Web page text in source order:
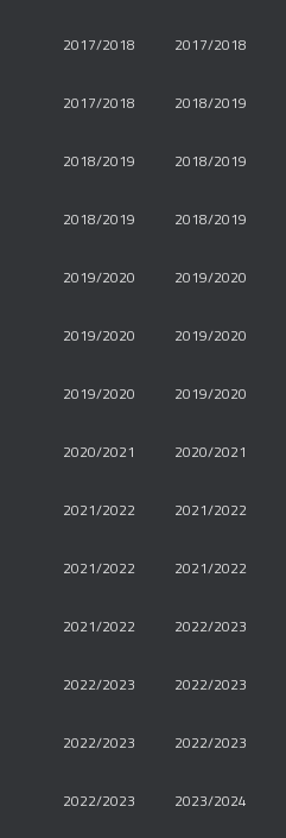
2017/2018 2017/2018
2017/2018 2018/2019
2018/2019 2018/2019
2018/2019 2018/2019
2019/2020 2019/2020
2019/2020 2019/2020
2019/2020 2019/2020
2020/2021 2020/2021
2021/2022 2021/2022
2021/2022 2021/2022
2021/2022 2022/2023
2022/2023 2022/2023
2022/2023 2022/2023
2022/2023 2023/2024